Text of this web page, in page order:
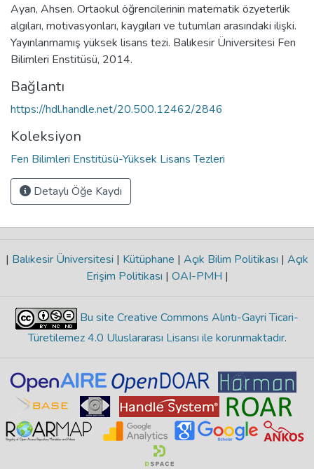
Ayan, Ahsen. Ortaokul öğrencilerinin matematik özyeterlik
algıları, motivasyonları, kaygıları ve tutumları arasındaki ilişki.
Yayınlanmamış yüksek lisans tezi. Balıkesir Üniversitesi Fen
Bilimleri Enstitüsü, 2014.
Bağlantı
https://hdl.handle.net/20.500.12462/2846
Koleksiyon
Fen Bilimleri Enstitüsü-Yüksek Lisans Tezleri
Detaylı Öğe Kaydı
| Balıkesir Üniversitesi | Kütüphane | Açık Bilim Politikası | Açık
Erişim Politikası | OAI-PMH |
Bu site Creative Commons Alıntı-Gayri Ticari-
Türetilemez 4.0 Uluslararası Lisansı ile korunmaktadır.